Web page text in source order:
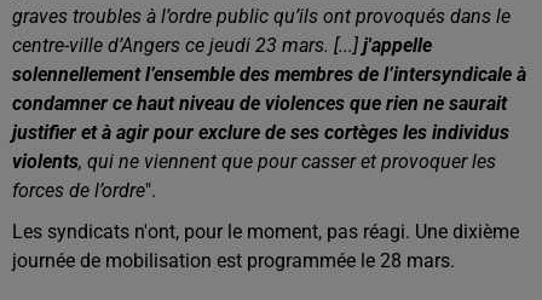
graves troubles à l’ordre public qu’ils ont provoqués dans le
centre-ville d’Angers ce jeudi 23 mars. [...] j'appelle
solennellement l’ensemble des membres de l’intersyndicale à
condamner ce haut niveau de violences que rien ne saurait
justifier et à agir pour exclure de ses cortèges les individus
violents, qui ne viennent que pour casser et provoquer les
forces de l’ordre".
Les syndicats n'ont, pour le moment, pas réagi. Une dixième
journée de mobilisation est programmée le 28 mars.